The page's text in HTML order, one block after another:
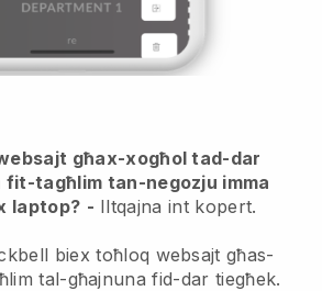
għax-xogħol tad-dar
tagħlim tan-negozju imma
laptop? - Iltqajna int kopert.
biex toħloq websajt għas-
tal-għajnuna fid-dar tiegħek.